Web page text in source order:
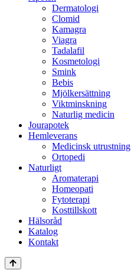
Dermatologi
Clomid
Kamagra
Viagra
Tadalafil
Kosmetologi
Smink
Bebis
Mjölkersättning
Viktminskning
Naturlig medicin
Jourapotek
Hemleverans
Medicinsk utrustning
Ortopedi
Naturligt
Aromaterapi
Homeopati
Fytoterapi
Kosttillskott
Hälsoråd
Katalog
Kontakt